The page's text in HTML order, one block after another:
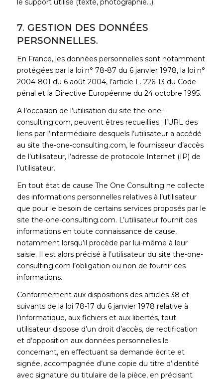
le support utilisé (texte, photographie…).
7. GESTION DES DONNÉES
PERSONNELLES.
En France, les données personnelles sont notamment
protégées par la loi n° 78-87 du 6 janvier 1978, la loi n°
2004-801 du 6 août 2004, l’article L. 226-13 du Code
pénal et la Directive Européenne du 24 octobre 1995.
A l’occasion de l’utilisation du site the-one-
consulting.com, peuvent êtres recueillies : l’URL des
liens par l’intermédiaire desquels l’utilisateur a accédé
au site the-one-consulting.com, le fournisseur d’accès
de l’utilisateur, l’adresse de protocole Internet (IP) de
l’utilisateur.
En tout état de cause The One Consulting ne collecte
des informations personnelles relatives à l’utilisateur
que pour le besoin de certains services proposés par le
site the-one-consulting.com. L’utilisateur fournit ces
informations en toute connaissance de cause,
notamment lorsqu’il procède par lui-même à leur
saisie. Il est alors précisé à l’utilisateur du site the-one-
consulting.com l’obligation ou non de fournir ces
informations.
Conformément aux dispositions des articles 38 et
suivants de la loi 78-17 du 6 janvier 1978 relative à
l’informatique, aux fichiers et aux libertés, tout
utilisateur dispose d’un droit d’accès, de rectification
et d’opposition aux données personnelles le
concernant, en effectuant sa demande écrite et
signée, accompagnée d’une copie du titre d’identité
avec signature du titulaire de la pièce, en précisant